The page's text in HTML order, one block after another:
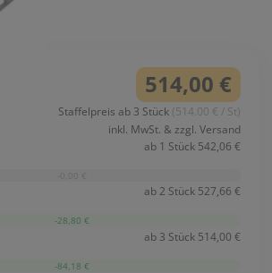
514,00 €
Staffelpreis ab 3 Stück (514.00 € / St)
inkl. MwSt. & zzgl. Versand
ab 1 Stück 542,06 €
ab 2 Stück 527,66 €
-28,80 €
ab 3 Stück 514,00 €
-84,18 €